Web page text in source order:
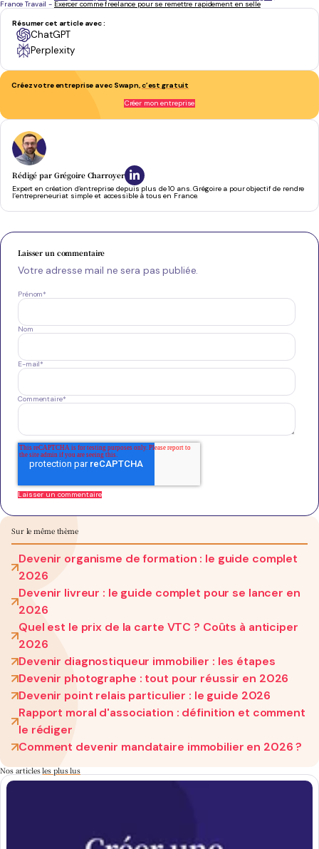
France Travail - Exercer comme freelance pour se remettre rapidement en selle
Résumer cet article avec :
ChatGPT
Perplexity
Créez votre entreprise avec Swapn,c’est gratuit
Créer mon entreprise
Rédigé par Grégoire Charroyer
Expert en création d’entreprise depuis plus de 10 ans. Grégoire a pour objectif de rendre
l’entrepreneuriat simple et accessible à tous en France.
Laisser un commentaire
Votre adresse mail ne sera pas publiée.
Prénom*
Nom
E-mail*
Commentaire*
Sur le même thème
Devenir organisme de formation : le guide complet
2026
Devenir livreur : le guide complet pour se lancer en
2026
Quel est le prix de la carte VTC ? Coûts à anticiper
2026
Devenir diagnostiqueur immobilier : les étapes
Devenir photographe : tout pour réussir en 2026
Devenir point relais particulier : le guide 2026
Rapport moral d'association : définition et comment
le rédiger
Comment devenir mandataire immobilier en 2026 ?
Nos articlesles plus lus